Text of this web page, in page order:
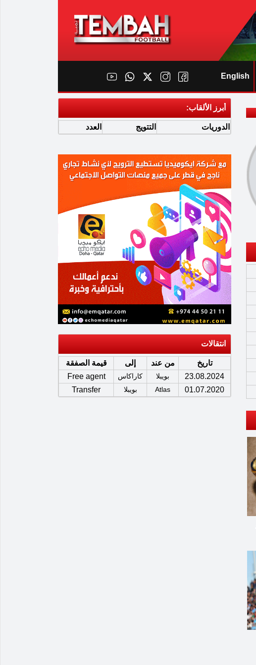
English
أبرز الألقاب:
الدوريات التتويج العدد
انتقالات
تاريخ من عند إلى
قيمة الصفقة
23.08.2024
بويبلا كاراكاس
Free agent
01.07.2020
Atlas بويبلا Transfer